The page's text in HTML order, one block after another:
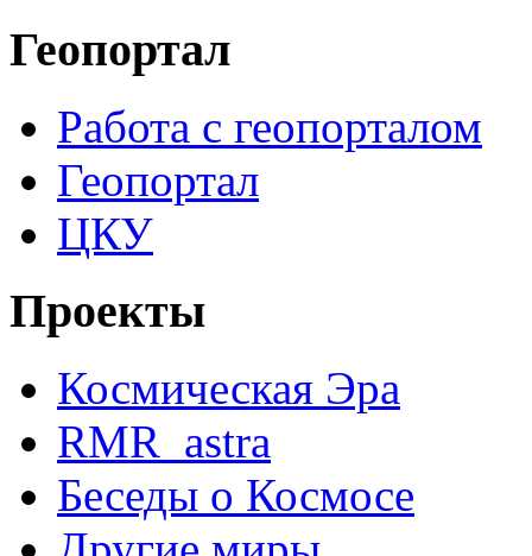
Геопортал
Работа с геопорталом
Геопортал
ЦКУ
Проекты
Космическая Эра
RMR_astra
Беседы о Космосе